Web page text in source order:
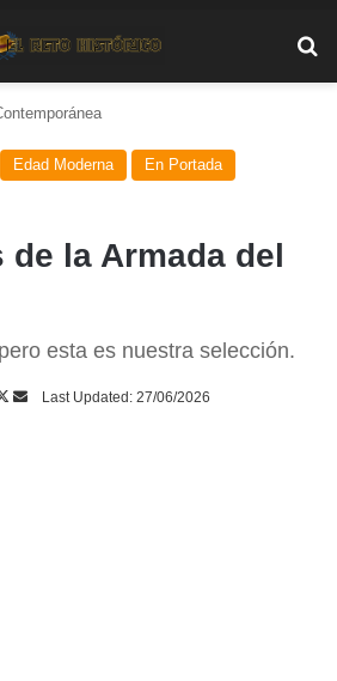
Edad Moderna En Portada
de la Armada del
esta es nuestra selección.
Follow
SendLast Updated: 27/06/2026